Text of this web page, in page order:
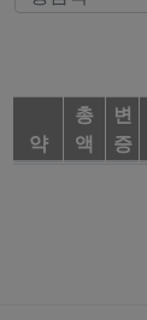
약
총
액
변
증